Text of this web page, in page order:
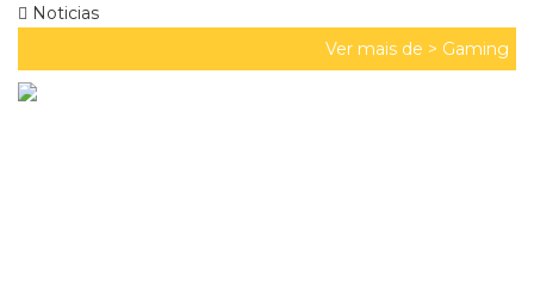
Noticias
Ver mais de > Gaming